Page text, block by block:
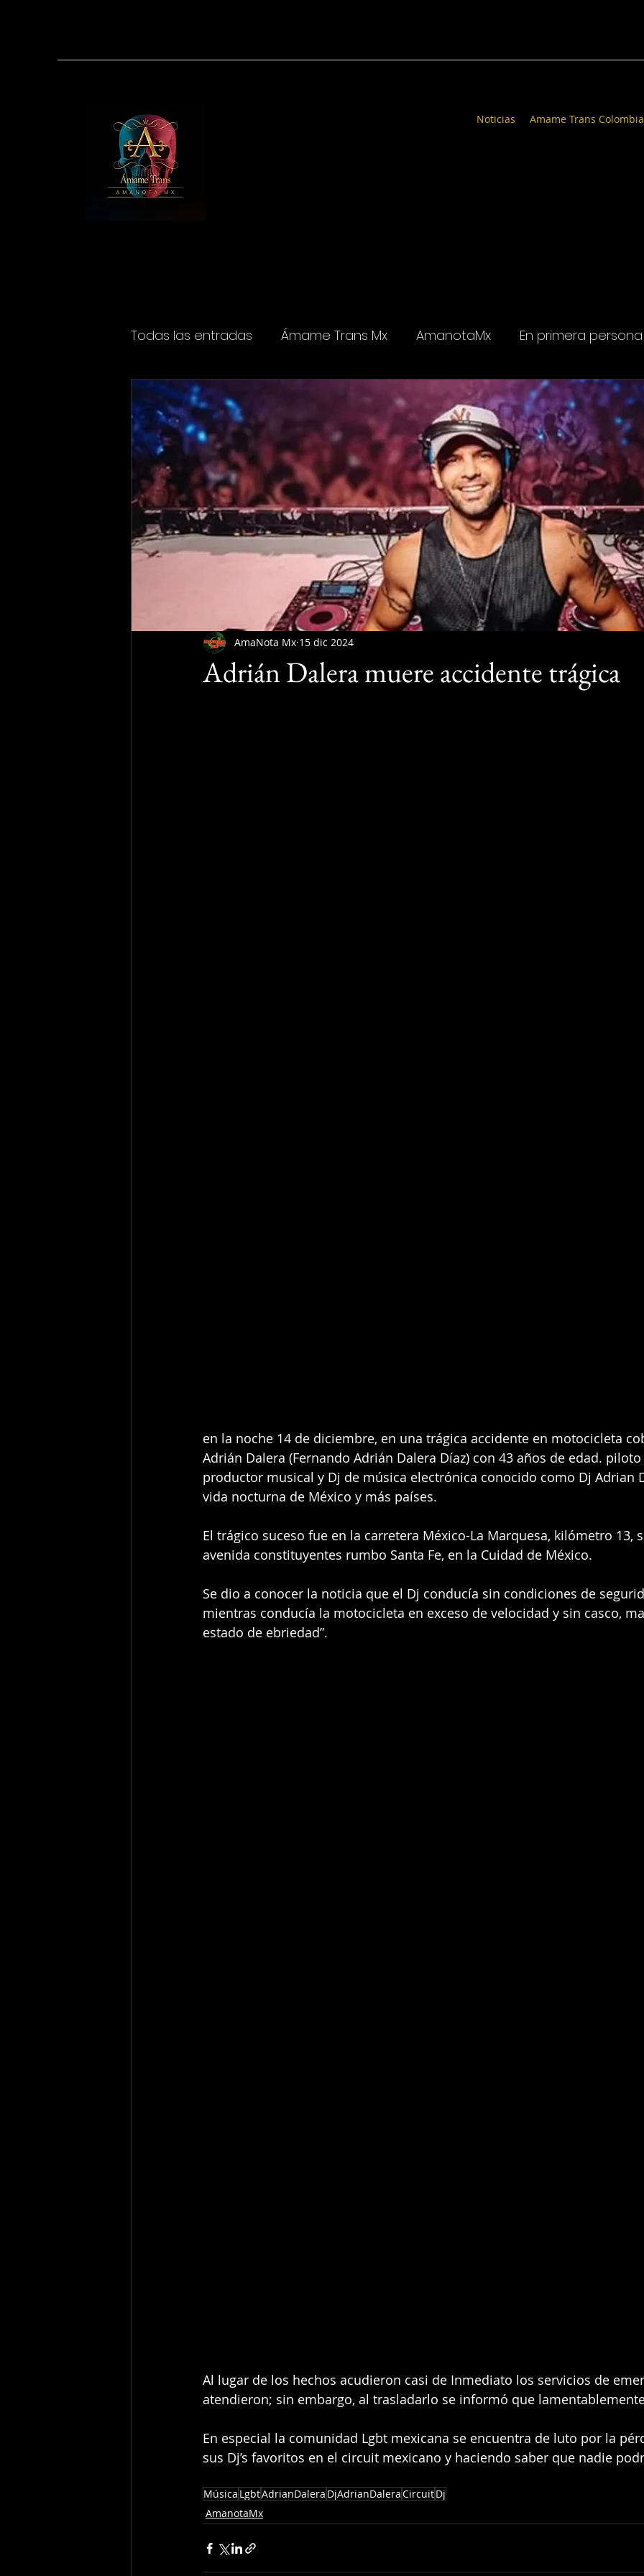
Noticias Amame Trans Colombia
Todas las entradas Ámame Trans Mx AmanotaMx En primera persona
Espectáculos Salud & bienestar Ámame Trans
Adrián Dalera muere accidente trágica
AmaNota Mx 15 dic 2024
en la noche 14 de diciembre, en una trágica accidente en motocicleta
Adrián Dalera (Fernando Adrián Dalera Díaz) con 43 años de edad.
productor musical y Dj de música electrónica conocido como Dj Adrian
vida nocturna de México y más países.
El trágico suceso fue en la carretera México-La Marquesa, kilómetro 13,
avenida constituyentes rumbo Santa Fe, en la Cuidad de México.
Se dio a conocer la noticia que el Dj conducía sin condiciones de
mientras conducía la motocicleta en exceso de velocidad y sin casco,
estado de ebriedad”.
Al lugar de los hechos acudieron casi de Inmediato los servicios de
atendieron; sin embargo, al trasladarlo se informó que
En especial la comunidad Lgbt mexicana se encuentra de luto por la
sus Dj’s favoritos en el circuit mexicano y haciendo saber que nadie
Música LgbtAdrianDalera DjAdrianDaleraCircuitDj
AmanotaMx